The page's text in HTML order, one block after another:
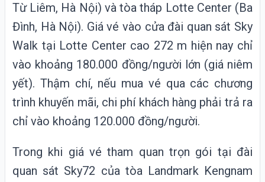
Từ Liêm, Hà Nội) và tòa tháp Lotte Center (Ba
Đình, Hà Nội). Giá vé vào cửa đài quan sát Sky
Walk tại Lotte Center cao 272 m hiện nay chỉ
vào khoảng 180.000 đồng/người lớn (giá niêm
yết). Thậm chí, nếu mua vé qua các chương
trình khuyến mãi, chi phí khách hàng phải trả ra
chỉ vào khoảng 120.000 đồng/người.
Trong khi giá vé tham quan trọn gói tại đài
quan sát Sky72 của tòa Landmark Kengnam